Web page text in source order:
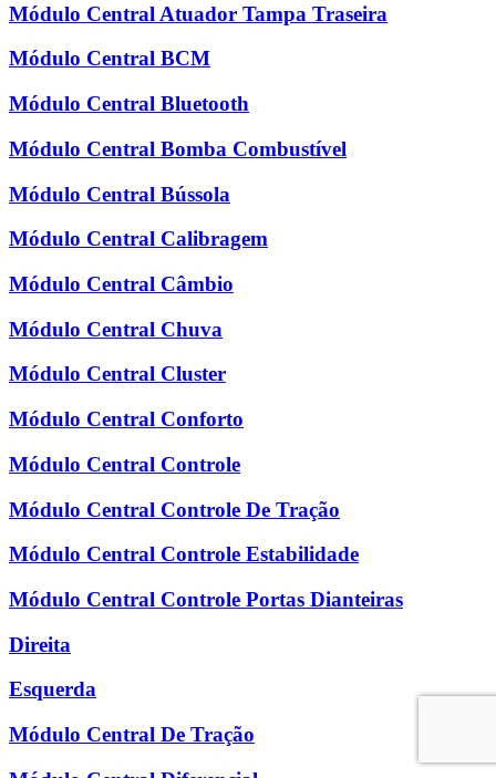
Módulo Central Atuador Tampa Traseira
Módulo Central BCM
Módulo Central Bluetooth
Módulo Central Bomba Combustível
Módulo Central Bússola
Módulo Central Calibragem
Módulo Central Câmbio
Módulo Central Chuva
Módulo Central Cluster
Módulo Central Conforto
Módulo Central Controle
Módulo Central Controle De Tração
Módulo Central Controle Estabilidade
Módulo Central Controle Portas Dianteiras
Direita
Esquerda
Módulo Central De Tração